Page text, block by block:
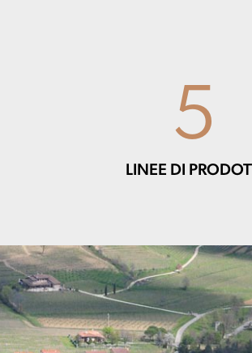
5
LINEE DI